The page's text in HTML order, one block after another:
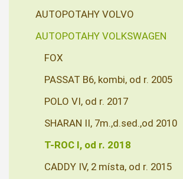
AUTOPOTAHY VOLVO
AUTOPOTAHY VOLKSWAGEN
FOX
PASSAT B6, kombi, od r. 2005
POLO VI, od r. 2017
SHARAN II, 7m.,d.sed.,od 2010
T-ROC I, od r. 2018
CADDY IV, 2 místa, od r. 2015